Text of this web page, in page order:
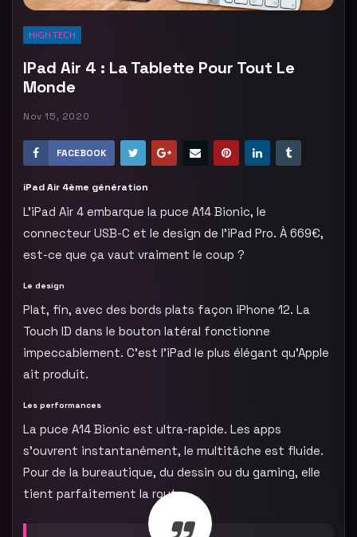
HIGH TECH
IPad Air 4 : La Tablette Pour Tout Le
Monde
Nov 15, 2020
FACEBOOK
iPad Air 4ème génération
L’iPad Air 4 embarque la puce A14 Bionic, le
connecteur USB-C et le design de l’iPad Pro. À 669€,
est-ce que ça vaut vraiment le coup ?
Le design
Plat, fin, avec des bords plats façon iPhone 12. La
Touch ID dans le bouton latéral fonctionne
impeccablement. C’est l’iPad le plus élégant qu’Apple
ait produit.
Les performances
La puce A14 Bionic est ultra-rapide. Les apps
s’ouvrent instantanément, le multitâche est fluide.
Pour de la bureautique, du dessin ou du gaming, elle
tient parfaitement la route.